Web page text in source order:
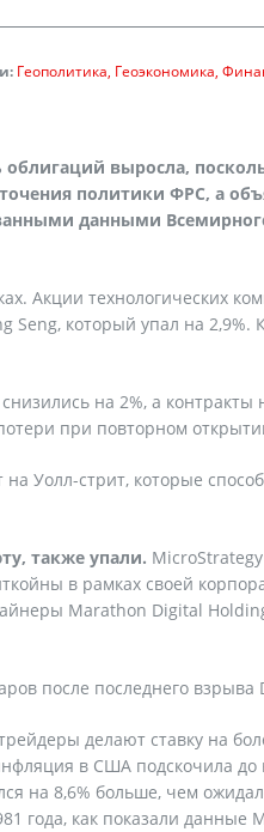
Геополитика Геоэкономика
облигаций выросла,
политики ФРС, а
данными
Акции технологических
Seng, который упал на
на 2%, а
при повторном
Уолл-стрит, которые
также упали.
в рамках своей
Marathon Digital
после последнего взрыва
делают ставку на
в США подскочила
на 8,6% больше, чем
года, как показали данные